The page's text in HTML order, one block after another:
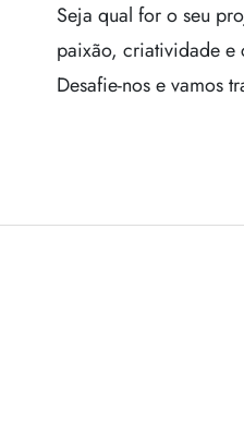
Seja qual for o seu
paixão, criatividade e
Desafie-nos e vamos